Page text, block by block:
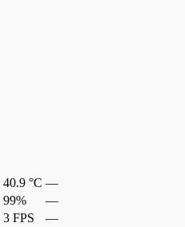
40.9 °C —
99%
—
3 FPS
—